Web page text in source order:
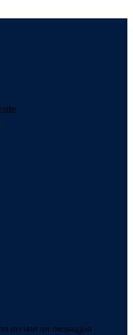
inviato un messaggio